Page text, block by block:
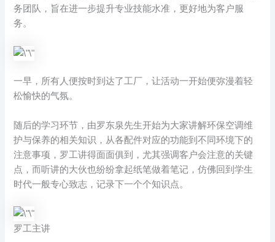
务团队，旨在进一步提升专业技能水准，更好地为客户服
务。
一早，所有人便按时到达了工厂，让活动一开始便弥漫着轻
松愉快的气氛。
随后的学习环节，由罗东泉先生开始为大家讲解环保空调维
护与保养的相关知识，从各配件对应的功能到不同环境下的
注意事项，罗工讲得面面俱到，尤其强调客户会注意的关键
点，而听讲的大伙也纷纷拿起纸笔做着笔记，仿佛回到学生
时代一般专心致志，记录下一个个知识点。
罗工主讲